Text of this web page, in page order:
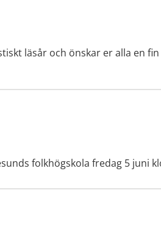
läsår och önskar er alla en
folkhögskola fredag 5 juni